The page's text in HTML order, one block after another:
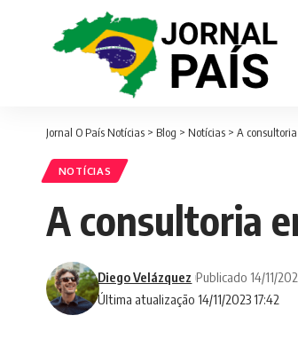
Jornal O País Notícias > Blog > Notícias > A
NOTÍCIAS
A consultoria
Última atualização 14/11/2023 17:42
Diego Velázquez Publicado 14/11/